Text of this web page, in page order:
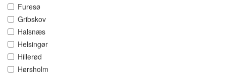
Furesø
Gribskov
Halsnæs
Helsingør
Hillerød
Hørsholm